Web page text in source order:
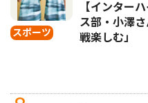
スポーツ
【インター
ス部・小澤
戦楽しむ」